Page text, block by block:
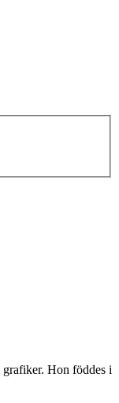
Hon föddes i